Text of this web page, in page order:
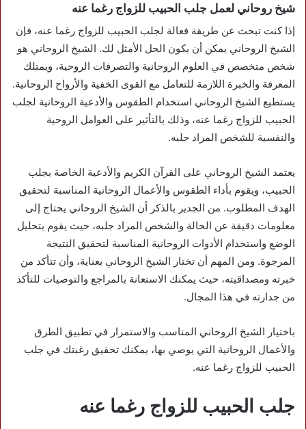
شيخ روحاني لعمل جلب الحبيب للزواج رغما عنه
إذا كنت تبحث عن طريقة فعالة لجلب الحبيب للزواج رغما عنه، فإن
الشيخ الروحاني يمكن أن يكون الحل الأمثل لك. الشيخ الروحاني هو
شخص متخصص في العلوم الروحانية والتصرفات الروحية، ويمتلك
المعرفة والخبرة اللازمة للتعامل مع القوى الخفية والأرواح الروحانية.
يستطيع الشيخ الروحاني استخدام الطقوس والأدعية الروحانية لجلب
الحبيب للزواج رغما عنه، وذلك بالتأثير على العوامل الروحية
والنفسية للشخص المراد جلبه.
يعتمد الشيخ الروحاني على القرآن الكريم والأدعية الخاصة بجلب
الحبيب، ويقوم بأداء الطقوس والأعمال الروحانية المناسبة لتحقيق
الهدف المطلوب. من الجدير بالذكر أن الشيخ الروحاني يحتاج إلى
معلومات دقيقة عن الحالة والشخص المراد جلبه، حيث يقوم بتحليل
الوضع واستخدام الأدوات الروحانية المناسبة لتحقيق النتيجة
المرجوة. ومن المهم أن تختار الشيخ الروحاني بعناية، وأن تتأكد من
خبرته ومصداقيته، حيث يمكنك الاستعانة بالمراجع والتوصيات للتأكد
من جدارته في هذا المجال.
باختيار الشيخ الروحاني المناسب والاستمرار في تطبيق الطرق
والأعمال الروحانية التي يوصي بها، يمكنك تحقيق رغبتك في جلب
الحبيب للزواج رغما عنه.
جلب الحبيب للزواج رغما عنه